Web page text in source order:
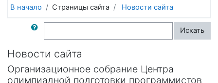
В начало Страницы сайта Новости сайта
Поиск по форумам Искать
Новости сайта
Организационное собрание Центра
олимпиадной подготовки программистов